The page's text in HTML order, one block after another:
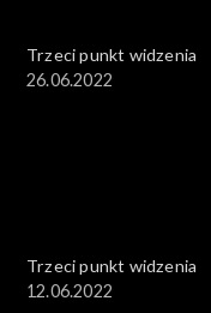
Trzeci punkt widzenia
26.06.2022
Trzeci punkt widzenia
12.06.2022